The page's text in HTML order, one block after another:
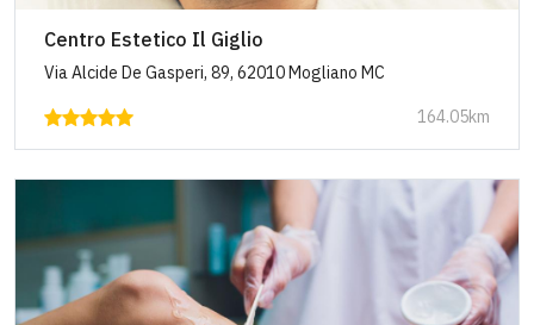
Centro Estetico Il Giglio
Via Alcide De Gasperi, 89, 62010 Mogliano MC
164.05km